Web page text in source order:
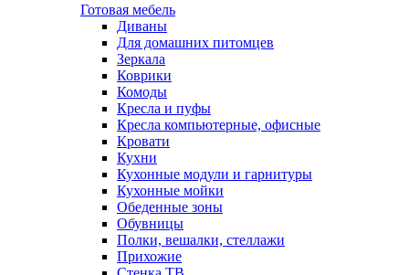
Готовая мебель
Диваны
Для домашних питомцев
Зеркала
Коврики
Комоды
Кресла и пуфы
Кресла компьютерные, офисные
Кровати
Кухни
Кухонные модули и гарнитуры
Кухонные мойки
Обеденные зоны
Обувницы
Полки, вешалки, стеллажи
Прихожие